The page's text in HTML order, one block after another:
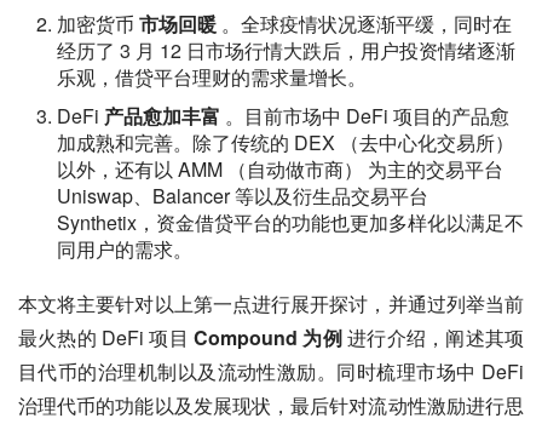
加密货币 市场回暖 。全球疫情状况逐渐平缓，同时在
经历了 3 月 12 日市场行情大跌后，用户投资情绪逐渐
乐观，借贷平台理财的需求量增长。
DeFi 产品愈加丰富 。目前市场中 DeFi 项目的产品愈
加成熟和完善。除了传统的 DEX （去中心化交易所）
以外，还有以 AMM （自动做市商） 为主的交易平台
Uniswap、Balancer 等以及衍生品交易平台
Synthetix，资金借贷平台的功能也更加多样化以满足不
同用户的需求。
本文将主要针对以上第一点进行展开探讨，并通过列举当前
最火热的 DeFi 项目 Compound 为例 进行介绍，阐述其项
目代币的治理机制以及流动性激励。同时梳理市场中 DeFi
治理代币的功能以及发展现状，最后针对流动性激励进行思